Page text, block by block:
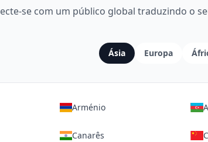
se com um público global traduzindo o
Ásia Europa
Arménio
Canarês